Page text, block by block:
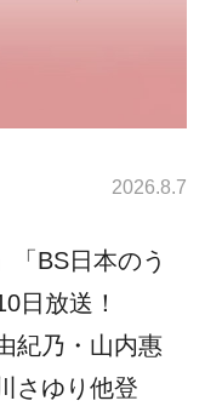
2026.8.7
「BS日本のう
日放送！
紀乃・山内惠
さゆり他登